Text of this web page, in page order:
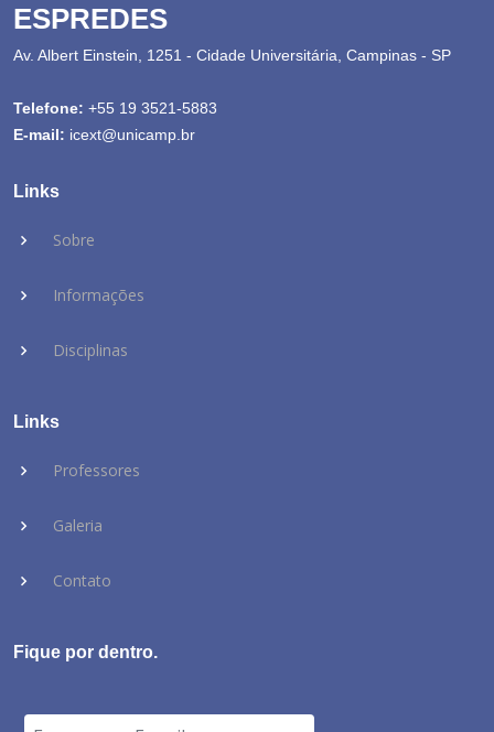
ESPREDES
Av. Albert Einstein, 1251 - Cidade Universitária, Campinas - SP
Telefone: +55 19 3521-5883
E-mail: icext@unicamp.br
Links
Sobre
Informações
Disciplinas
Links
Professores
Galeria
Contato
Fique por dentro.